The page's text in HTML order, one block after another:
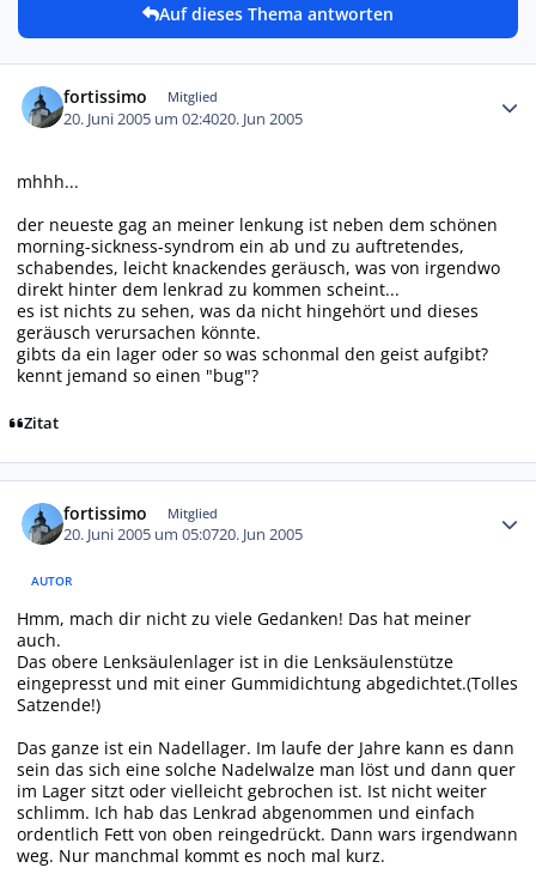
Auf dieses Thema antworten
fortissimo Mitglied
20. Juni 2005 um 02:4020. Jun 2005
mhhh...
der neueste gag an meiner lenkung ist neben dem schönen
morning-sickness-syndrom ein ab und zu auftretendes,
schabendes, leicht knackendes geräusch, was von irgendwo
direkt hinter dem lenkrad zu kommen scheint...
es ist nichts zu sehen, was da nicht hingehört und dieses
geräusch verursachen könnte.
gibts da ein lager oder so was schonmal den geist aufgibt?
kennt jemand so einen "bug"?
Zitat
fortissimo Mitglied
20. Juni 2005 um 05:0720. Jun 2005
AUTOR
Hmm, mach dir nicht zu viele Gedanken! Das hat meiner
auch.
Das obere Lenksäulenlager ist in die Lenksäulenstütze
eingepresst und mit einer Gummidichtung abgedichtet.(Tolles
Satzende!)
Das ganze ist ein Nadellager. Im laufe der Jahre kann es dann
sein das sich eine solche Nadelwalze man löst und dann quer
im Lager sitzt oder vielleicht gebrochen ist. Ist nicht weiter
schlimm. Ich hab das Lenkrad abgenommen und einfach
ordentlich Fett von oben reingedrückt. Dann wars irgendwann
weg. Nur manchmal kommt es noch mal kurz.